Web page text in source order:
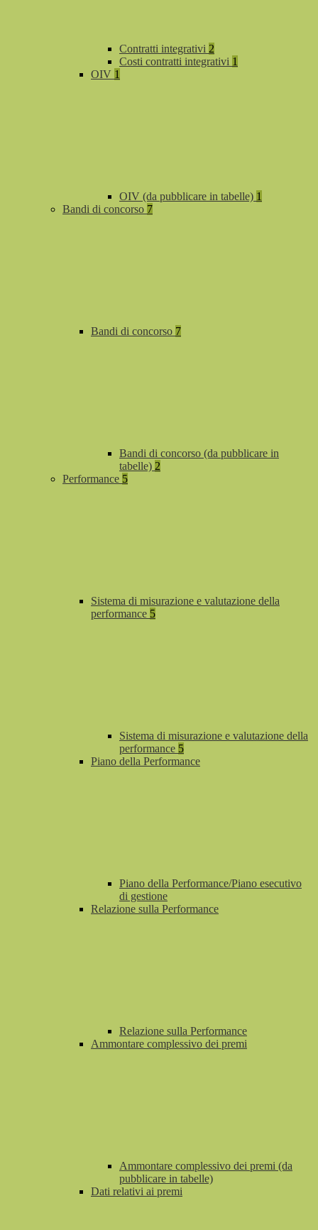
Contratti integrativi 2
Costi contratti integrativi 1
OIV 1
OIV (da pubblicare in tabelle) 1
Bandi di concorso 7
Bandi di concorso 7
Bandi di concorso (da pubblicare in
tabelle) 2
Performance 5
Sistema di misurazione e valutazione della
performance 5
Sistema di misurazione e valutazione della
performance 5
Piano della Performance
Piano della Performance/Piano esecutivo
di gestione
Relazione sulla Performance
Relazione sulla Performance
Ammontare complessivo dei premi
Ammontare complessivo dei premi (da
pubblicare in tabelle)
Dati relativi ai premi